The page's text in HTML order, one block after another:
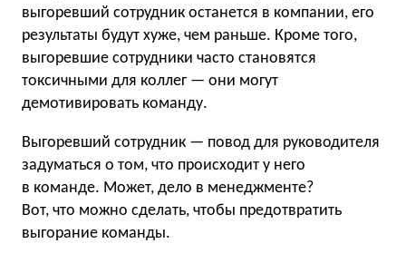
выгоревший сотрудник останется в компании, его
результаты будут хуже, чем раньше. Кроме того,
выгоревшие сотрудники часто становятся
токсичными для коллег — они могут
демотивировать команду.
Выгоревший сотрудник — повод для руководителя
задуматься о том, что происходит у него
в команде. Может, дело в менеджменте?
Вот, что можно сделать, чтобы предотвратить
выгорание команды.